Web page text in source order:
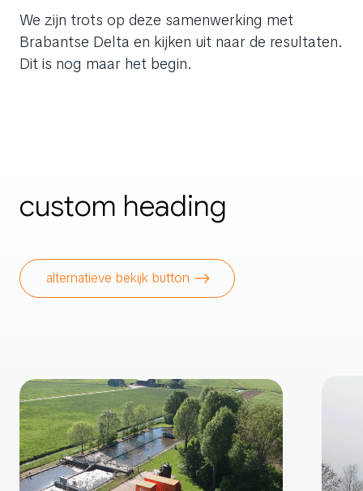
We zijn trots op deze samenwerking met
Brabantse Delta en kijken uit naar de resultaten.
Dit is nog maar het begin.
custom heading
alternatieve bekijk button